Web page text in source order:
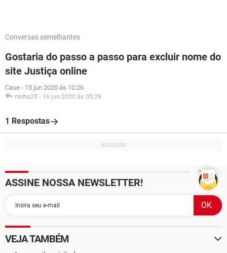
Conversas semelhantes
Gostaria do passo a passo para excluir nome do
site Justiça online
Caue - 15 jun 2020 às 10:26
ninha25 - 16 jun 2020 às 05:29
1 Respostas
ASSINE NOSSA NEWSLETTER!
VEJA TAMBÉM